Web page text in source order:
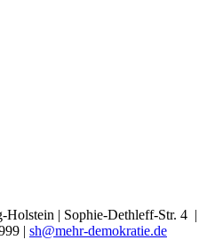
Holstein | Sophie-Dethleff-Str. 4 |
| sh@mehr-demokratie.de